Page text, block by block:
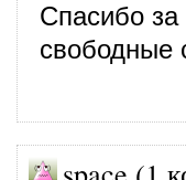
Спасибо
свободные